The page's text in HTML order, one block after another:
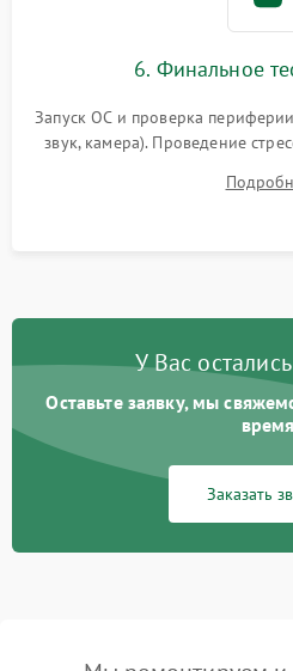
6. Финальное
Запуск ОС и проверка
звук, камера). Проведение
для контроля
системы под
У Вас
Оставьте заявку, мы
время
Заказать